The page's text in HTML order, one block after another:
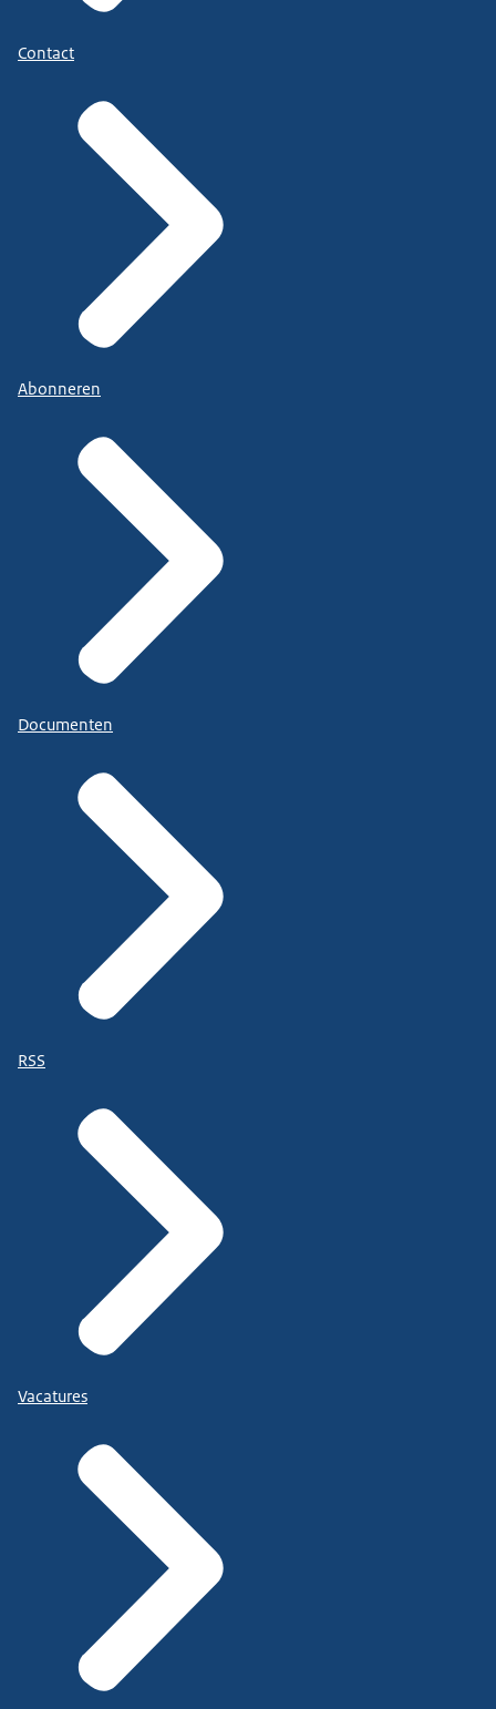
Contact
Abonneren
Documenten
RSS
Vacatures